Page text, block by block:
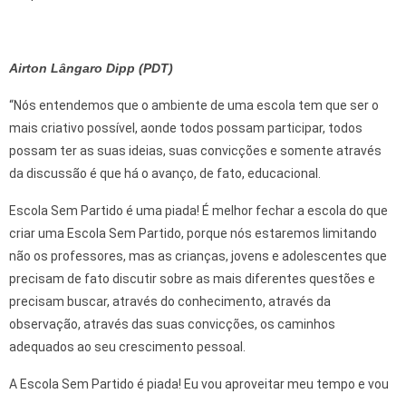
Airton Lângaro Dipp (PDT)
“Nós entendemos que o ambiente de uma escola tem que ser o
mais criativo possível, aonde todos possam participar, todos
possam ter as suas ideias, suas convicções e somente através
da discussão é que há o avanço, de fato, educacional.
Escola Sem Partido é uma piada! É melhor fechar a escola do que
criar uma Escola Sem Partido, porque nós estaremos limitando
não os professores, mas as crianças, jovens e adolescentes que
precisam de fato discutir sobre as mais diferentes questões e
precisam buscar, através do conhecimento, através da
observação, através das suas convicções, os caminhos
adequados ao seu crescimento pessoal.
A Escola Sem Partido é piada! Eu vou aproveitar meu tempo e vou